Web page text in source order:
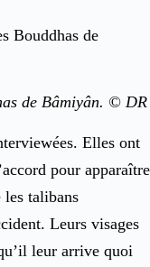
de Bâmiyân. © DR
Elles ont
pour apparaître
les talibans
Leurs visages
leur arrive quoi